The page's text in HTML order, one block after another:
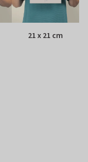
21 x 21 cm